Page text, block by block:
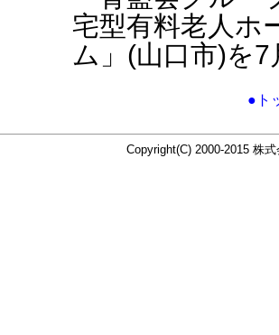
宅型有料老人ホ
ム」(山口市)を
●ト
Copyright(C) 2000-2015 株